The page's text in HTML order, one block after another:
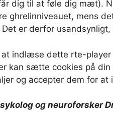
dig til at føle dig mæt).
ghrelinniveauet, mens
er derfor
indlæse dette rte-player
kan sætte cookies på
og accepter dem for
og neuroforsker